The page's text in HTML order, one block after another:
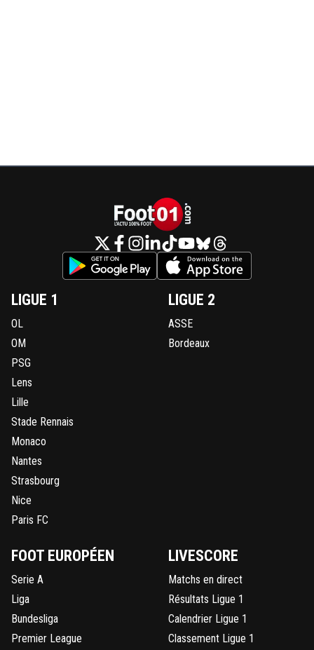
LIGUE 1
OL
OM
PSG
Lens
Lille
Stade Rennais
Monaco
Nantes
Strasbourg
Nice
Paris FC
LIGUE 2
ASSE
Bordeaux
FOOT EUROPÉEN
Serie A
Liga
Bundesliga
Premier League
LIVESCORE
Matchs en direct
Résultats Ligue 1
Calendrier Ligue 1
Classement Ligue 1